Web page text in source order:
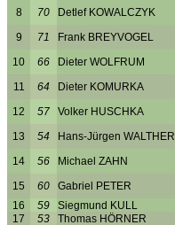
8 70 Detlef KOWALCZYK
9 71 Frank BREYVOGEL
10 66 Dieter WOLFRUM
11 64 Dieter KOMURKA
12 57 Volker HUSCHKA
13 54 Hans-Jürgen WALTHER
14 56 Michael ZAHN
15 60 Gabriel PETER
16
59 Siegmund KULL
17
53 Thomas HÖRNER